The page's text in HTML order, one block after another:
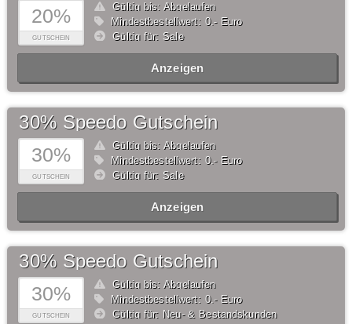
20%
GUTSCHEIN
Gültig bis: Abgelaufen
Mindestbestellwert: 0,- Euro
Gültig für: Sale
Anzeigen
30%
GUTSCHEIN
30% Speedo Gutschein
Gültig bis: Abgelaufen
Mindestbestellwert: 0,- Euro
Gültig für: Sale
Anzeigen
30%
GUTSCHEIN
30% Speedo Gutschein
Gültig bis: Abgelaufen
Mindestbestellwert: 0,- Euro
Gültig für: Neu- & Bestandskunden